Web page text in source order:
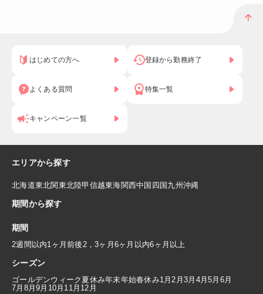
はじめての方へ 登録から勤務終了
よくある質問 特集一覧
キャンペーン一覧
エリアから探す
北海道東北関東北陸甲信越東海関西中国 四国九州沖縄
期間から探す
期間
2週間以内1ヶ月前後 2，3ヶ月 6ヶ月以内6ヶ月以上
シーズン
ゴールデンウィーク 夏休み年末年始春休み1月 2月3月 4月5月 6月
7月 8月9月 10月 11月 12月